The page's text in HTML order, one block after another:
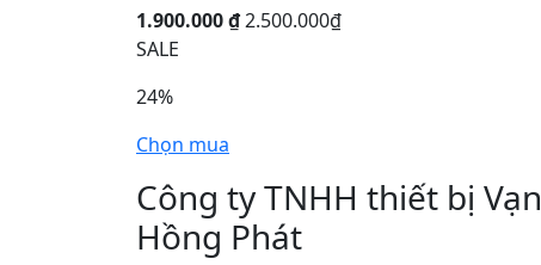
1.900.000 ₫2.500.000₫
SALE
24%
Chọn mua
Công ty TNHH thiết bị Vạn
Hồng Phát